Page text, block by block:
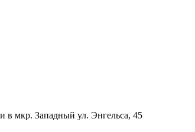
мкр. Западный ул. Энгельса, 45